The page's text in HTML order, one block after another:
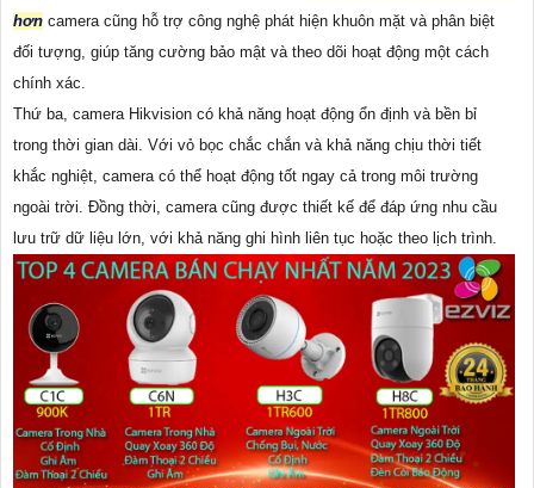
hơn camera cũng hỗ trợ công nghệ phát hiện khuôn mặt và phân biệt
đối tượng, giúp tăng cường bảo mật và theo dõi hoạt động một cách
chính xác.
Thứ ba, camera Hikvision có khả năng hoạt động ổn định và bền bỉ
trong thời gian dài. Với vỏ bọc chắc chắn và khả năng chịu thời tiết
khắc nghiệt, camera có thể hoạt động tốt ngay cả trong môi trường
ngoài trời. Đồng thời, camera cũng được thiết kế để đáp ứng nhu cầu
lưu trữ dữ liệu lớn, với khả năng ghi hình liên tục hoặc theo lịch trình.